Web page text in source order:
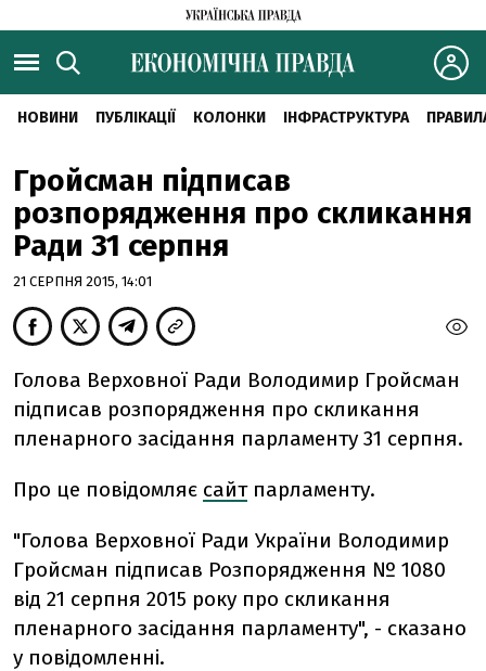
НОВИНИ ПУБЛІКАЦІЇ КОЛОНКИ ІНФРАСТРУКТУРА
Гройсман підписав
розпорядження про скликання
Ради 31 серпня
21 СЕРПНЯ 2015, 14:01
Голова Верховної Ради Володимир Гройсман
підписав розпорядження про скликання
пленарного засідання парламенту 31 серпня.
Про це повідомляє сайтпарламенту.
"Голова Верховної Ради України Володимир
Гройсман підписав Розпорядження № 1080
від 21 серпня 2015 року про скликання
пленарного засідання парламенту", - сказано
у повідомленні.